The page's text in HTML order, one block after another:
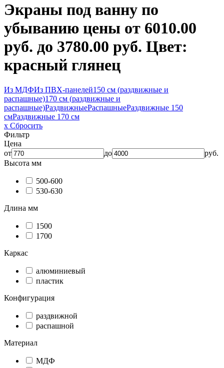
Экраны под ванну по
убыванию цены от 6010.00
руб. до 3780.00 руб. Цвет:
красный глянец
Из МДФИз ПВХ-панелей150 см (раздвижные и
распашные)170 см (раздвижные и
распашные)РаздвижныеРаспашныеРаздвижные 150
смРаздвижные 170 см
x Сбросить
Фильтр
Цена
от
до
руб.
Высота мм
500-600
530-630
Длина мм
1500
1700
Каркас
алюминиевый
пластик
Конфигурация
раздвижной
распашной
Материал
МДФ